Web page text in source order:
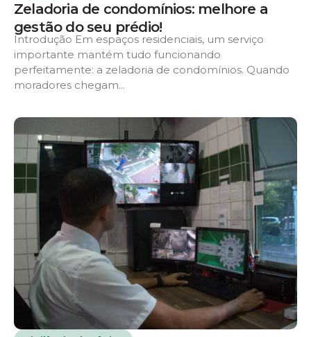
Zeladoria de condomínios: melhore a
gestão do seu prédio!
Introdução Em espaços residenciais, um serviço
importante mantém tudo funcionando
perfeitamente: a zeladoria de condomínios. Quando
moradores chegam...